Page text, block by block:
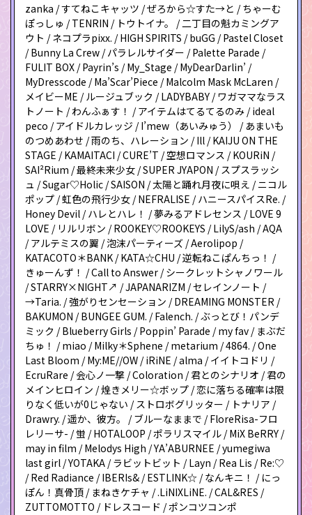
zanka / すてねこキャッツ / ぜろから☆すた→と / ちゃーむ
ぽっしゅ / TENRIN / トウトイナ。 / 二丁目の魁カミングア
ウト / ネコプラpixx. / HIGH SPIRITS / buGG / Pastel Closet
/ Bunny La Crew / パラレルサイダー / Palette Parade /
FULIT BOX / Payrin’s / My_Stage / MyDearDarlin’ /
MyDresscode / Ma’Scar’Piece / Malcolm Mask McLaren /
メイビーME / ルージュブック / LADYBABY / ワガママなラス
トノート / わんふぁす！ / アイテムはてるてるのみ / ideal
peco / アイドルカレッジ / I’mew（あいみゅう） / あまいも
のつめあわせ / 雨のち、ハレーション / Ill / KAIJU ON THE
STAGE / KAMAITACI / CURE’T / 空想ロマンス / KOURiN /
SAI²Rium / 最終未来少女 / SUPER JYAPON / スプスラッシ
ュ / Sugar♡Holic / SAISON / 太陽と踊れ月夜に唄え / ニコル
ポップ / 虹色の飛行少女 / NEFRALISE / ハニースパイスRe. /
Honey Devil / ハレとハレ！ / 夢みるアドレセンス / LOVE 9
LOVE / リルリボン / ROOKEY♡ROOKEYS / LilyS/ash / AQA
/ アルテミスの翼 / 泡沫パーティーズ / Aerolipop /
KATACOTO＊BANK / KATA☆CHU / 逆転ねこぱんちっ！ /
きゅーんず！ / Call to Answer / シークレットシャノワール
/ STARRY×NIGHT↗ / JAPANARIZM / セレインノート /
→Taria. / 強がりセンセーション / DREAMING MONSTER /
BAKUMON / BUNGEE GUM. / Falench. / ぶっとび！パンデ
ミック / Blueberry Girls / Poppin’ Parade / my fav / まぶだ
ちゅ！ / miao / Milky＊Sphene / metarium / 4864. / One
Last Bloom / My:ME//OW / iRiNE / alma / イイトコドリ /
EcruRare / 会心ノ一撃 / Coloration / 君とのシナリオ / 君の
メインヒロイン / 煌きメリー☆ボップ / 恋に落ちる確率は限
りなく低いが0じゃない / ストロボグリッター / トナリア /
Drawry. / 遥か、彼方。 / ブルーなままで / FloreRisa-フロ
レリーサ- / 蛍 / HOTALOOP / ポラリスマイル / MiX BeRRY /
may in film / Melodys High / YA’ABURNEE / yumegiwa
last girl / YOTAKA / ラビットビット / Layn / Rea Lis / Re:♡
/ Red Radiance / IBERIs& / ESTLINK☆ / なんキニ！ / にっ
ぽん！真骨頂 / まねきケチャ / .LiNIXLiNE. / CAL&RES /
ZUTTOMOTTO / ドレスコード / ポンコツコンポ